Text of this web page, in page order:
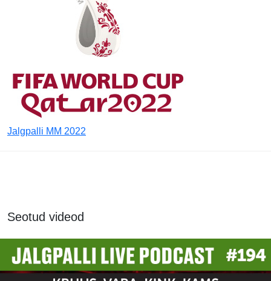
Jalgpalli MM 2022
Seotud videod